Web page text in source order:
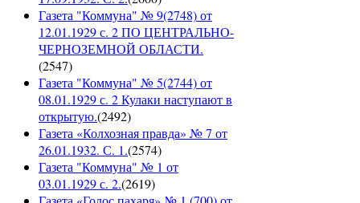
Газета "Коммуна" № 9(2748) от
12.01.1929 с. 2 ПО ЦЕНТРАЛЬНО-
ЧЕРНОЗЕМНОЙ ОБЛАСТИ.
(2547)
Газета "Коммуна" № 5(2744) от
08.01.1929 с. 2 Кулаки наступают в
открытую.(2492)
Газета «Колхозная правда» № 7 от
26.01.1932. С. 1.(2574)
Газета "Коммуна" № 1 от
03.01.1929 с. 2.(2619)